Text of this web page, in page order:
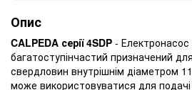
Опис
CALPEDA серії 4SDP -
багатоступінчастий призначений
свердловин внутрішнім діаметром
може використовуватися для